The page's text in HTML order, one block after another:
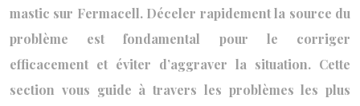
mastic sur Fermacell. Déceler rapidement la source du
problème est fondamental pour le corriger
efficacement et éviter d’aggraver la situation. Cette
section vous guide à travers les problèmes les plus